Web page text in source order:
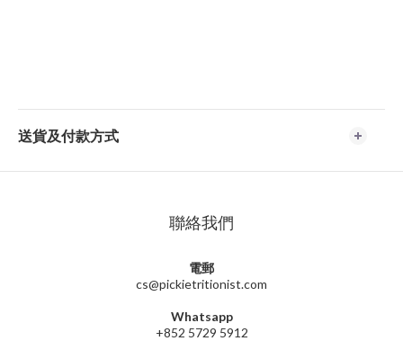
送貨及付款方式
聯絡我們
電郵
cs@pickietritionist.com
Whatsapp
+852 5729 5912